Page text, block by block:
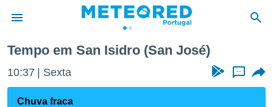
da
foi
Tempo em San Isidro (San José)
10:37 Sexta ...
Chuva fraca